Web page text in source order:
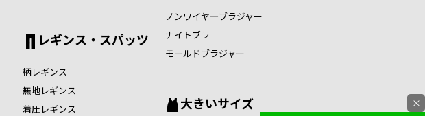
レギンス・スパッツ
柄レギンス
無地レギンス
着圧レギンス
ノンワイヤ―ブラジャー
ナイトブラ
モールドブラジャー
大きいサイズ ×